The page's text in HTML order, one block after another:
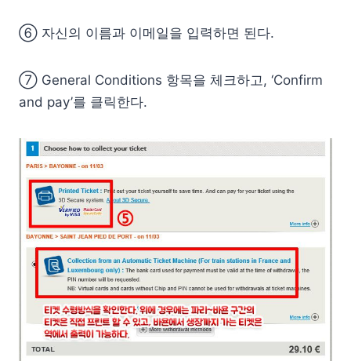
⑥ 자신의 이름과 이메일을 입력하면 된다.
⑦ General Conditions 항목을 체크하고, ‘Confirm
and pay’를 클릭한다.